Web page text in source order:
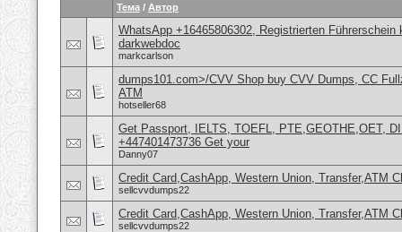
Тема / Автор
WhatsApp +16465806302, Registrierten
darkwebdoc
markcarlson
dumps101.com>/CVV Shop buy CVV Dumps, CC
ATM
hotseller68
Get Passport, IELTS, TOEFL, PTE,GEOTHE,OET,
+447401473736 Get your
Danny07
Credit Card,CashApp, Western Union, Transfer,ATM
sellcvvdumps22
Credit Card,CashApp, Western Union, Transfer,ATM
sellcvvdumps22